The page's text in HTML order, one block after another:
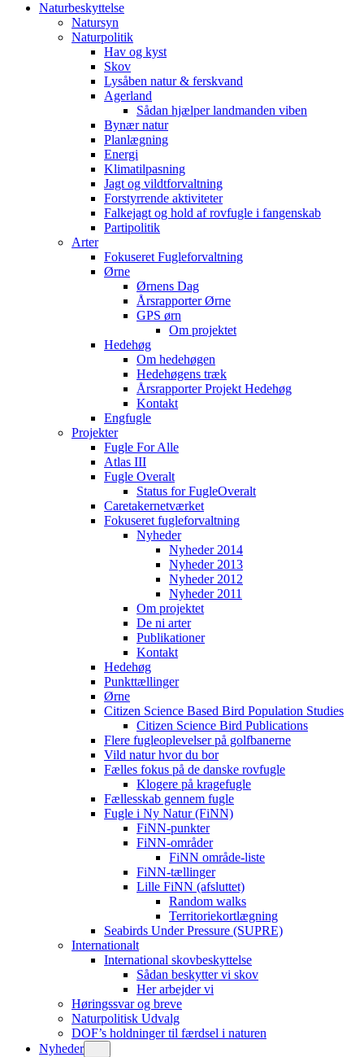
Naturbeskyttelse
Natursyn
Naturpolitik
Hav og kyst
Skov
Lysåben natur & ferskvand
Agerland
Sådan hjælper landmanden viben
Bynær natur
Planlægning
Energi
Klimatilpasning
Jagt og vildtforvaltning
Forstyrrende aktiviteter
Falkejagt og hold af rovfugle i fangenskab
Partipolitik
Arter
Fokuseret Fugleforvaltning
Ørne
Ørnens Dag
Årsrapporter Ørne
GPS ørn
Om projektet
Hedehøg
Om hedehøgen
Hedehøgens træk
Årsrapporter Projekt Hedehøg
Kontakt
Engfugle
Projekter
Fugle For Alle
Atlas III
Fugle Overalt
Status for FugleOveralt
Caretakernetværket
Fokuseret fugleforvaltning
Nyheder
Nyheder 2014
Nyheder 2013
Nyheder 2012
Nyheder 2011
Om projektet
De ni arter
Publikationer
Kontakt
Hedehøg
Punkttællinger
Ørne
Citizen Science Based Bird Population Studies
Citizen Science Bird Publications
Flere fugleoplevelser på golfbanerne
Vild natur hvor du bor
Fælles fokus på de danske rovfugle
Klogere på kragefugle
Fællesskab gennem fugle
Fugle i Ny Natur (FiNN)
FiNN-punkter
FiNN-områder
FiNN område-liste
FiNN-tællinger
Lille FiNN (afsluttet)
Random walks
Territoriekortlægning
Seabirds Under Pressure (SUPRE)
Internationalt
International skovbeskyttelse
Sådan beskytter vi skov
Her arbejder vi
Høringssvar og breve
Naturpolitisk Udvalg
DOF’s holdninger til færdsel i naturen
Nyheder